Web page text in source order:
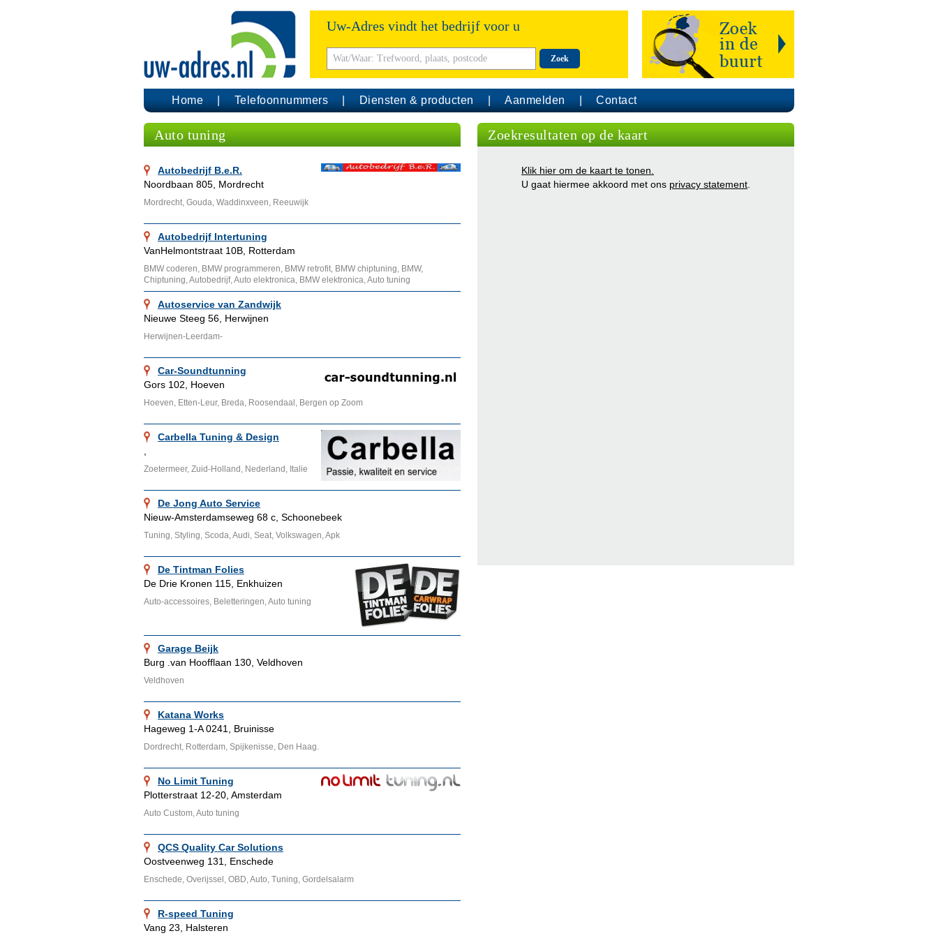
Uw-Adres vindt het bedrijf voor u
Zoek
Home Telefoonnummers Diensten & producten Aanmelden Contact
Auto tuning
Autobedrijf B.e.R.
Noordbaan 805, Mordrecht
Mordrecht, Gouda, Waddinxveen, Reeuwijk
Autobedrijf Intertuning
VanHelmontstraat 10B, Rotterdam
BMW coderen, BMW programmeren, BMW retrofit, BMW chiptuning, BMW,
Chiptuning, Autobedrijf, Auto elektronica, BMW elektronica, Auto tuning
Autoservice van Zandwijk
Nieuwe Steeg 56, Herwijnen
Herwijnen-Leerdam-
Car-Soundtunning
Gors 102, Hoeven
Hoeven, Etten-Leur, Breda, Roosendaal, Bergen op Zoom
Carbella Tuning & Design
Zoetermeer, Zuid-Holland, Nederland, Italie
De Jong Auto Service
Nieuw-Amsterdamseweg 68 c, Schoonebeek
Tuning, Styling, Scoda, Audi, Seat, Volkswagen, Apk
De Tintman Folies
De Drie Kronen 115, Enkhuizen
Auto-accessoires, Beletteringen, Auto tuning
Garage Beijk
Burg .van Hoofflaan 130, Veldhoven
Veldhoven
Katana Works
Hageweg 1-A 0241, Bruinisse
Dordrecht, Rotterdam, Spijkenisse, Den Haag.
No Limit Tuning
Plotterstraat 12-20, Amsterdam
Auto Custom, Auto tuning
QCS Quality Car Solutions
Oostveenweg 131, Enschede
Enschede, Overijssel, OBD, Auto, Tuning, Gordelsalarm
R-speed Tuning
Vang 23, Halsteren
Zoekresultaten op de kaart
Klik hier om de kaart te tonen.
U gaat hiermee akkoord met ons privacy statement